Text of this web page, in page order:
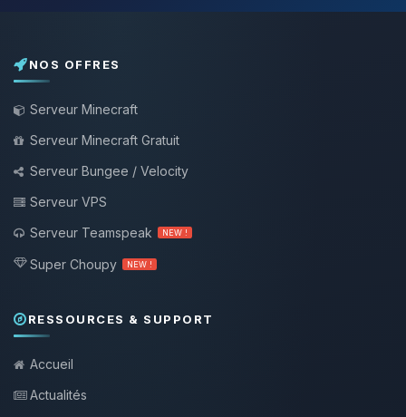
NOS OFFRES
Serveur Minecraft
Serveur Minecraft Gratuit
Serveur Bungee / Velocity
Serveur VPS
Serveur Teamspeak
NEW !
Super Choupy NEW !
RESSOURCES & SUPPORT
Accueil
Actualités